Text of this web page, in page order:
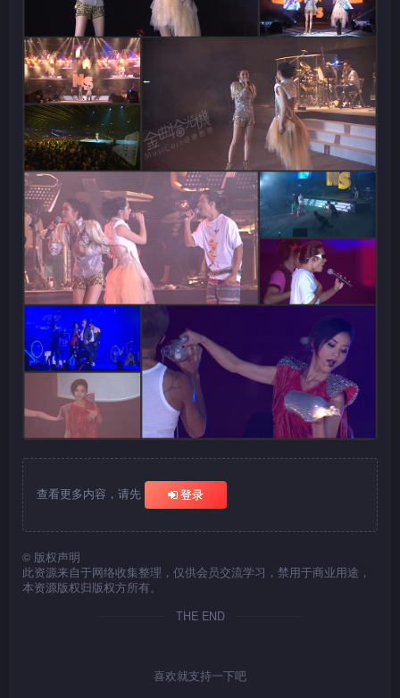
查看更多内容，请先 登录
© 版权声明
此资源来自于网络收集整理，仅供会员交流学习，禁用于商业用途，
本资源版权归版权方所有。
THE END
喜欢就支持一下吧